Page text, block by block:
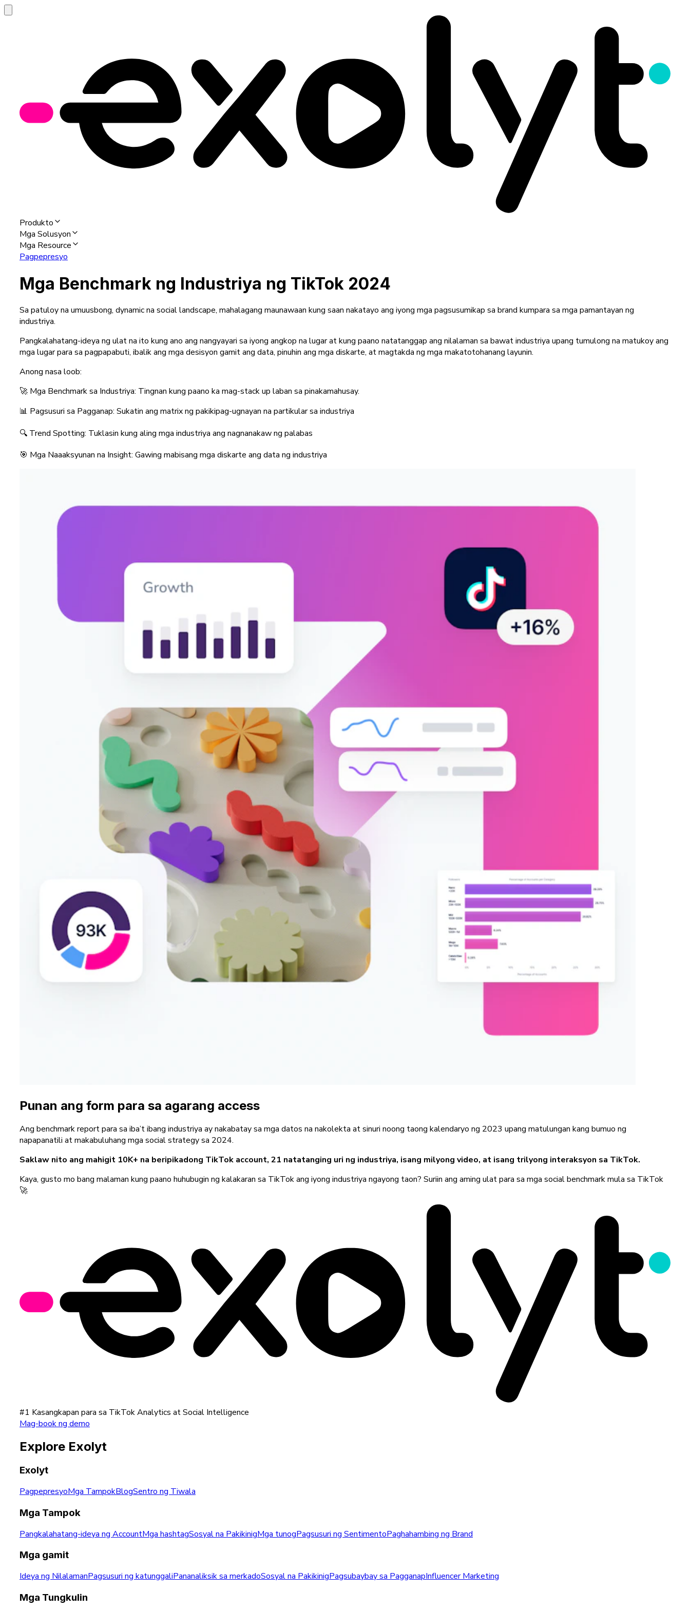
Produkto
Mga Solusyon
Mga Resource
Pagpepresyo
Mga Benchmark ng Industriya ng TikTok 2024
Sa patuloy na umuusbong, dynamic na social landscape, mahalagang maunawaan kung saan nakatayo ang iyong mga pagsusumikap sa brand kumpara sa mga pamantayan ng
industriya.
Pangkalahatang-ideya ng ulat na ito kung ano ang nangyayari sa iyong angkop na lugar at kung paano natatanggap ang nilalaman sa bawat industriya upang tumulong na matukoy ang
mga lugar para sa pagpapabuti, ibalik ang mga desisyon gamit ang data, pinuhin ang mga diskarte, at magtakda ng mga makatotohanang layunin.
Anong nasa loob:
🚀 Mga Benchmark sa Industriya: Tingnan kung paano ka mag-stack up laban sa pinakamahusay.
📊 Pagsusuri sa Pagganap: Sukatin ang matrix ng pakikipag-ugnayan na partikular sa industriya
🔍 Trend Spotting: Tuklasin kung aling mga industriya ang nagnanakaw ng palabas
🎯 Mga Naaaksyunan na Insight: Gawing mabisang mga diskarte ang data ng industriya
Punan ang form para sa agarang access
Ang benchmark report para sa iba’t ibang industriya ay nakabatay sa mga datos na nakolekta at sinuri noong taong kalendaryo ng 2023 upang matulungan kang bumuo ng
napapanatili at makabuluhang mga social strategy sa 2024.
Saklaw nito ang mahigit 10K+ na beripikadong TikTok account, 21 natatanging uri ng industriya, isang milyong video, at isang trilyong interaksyon sa TikTok.
Kaya, gusto mo bang malaman kung paano huhubugin ng kalakaran sa TikTok ang iyong industriya ngayong taon? Suriin ang aming ulat para sa mga social benchmark mula sa TikTok
🚀
#1 Kasangkapan para sa TikTok Analytics at Social Intelligence
Mag-book ng demo
Explore Exolyt
Exolyt
PagpepresyoMga TampokBlogSentro ng Tiwala
Mga Tampok
Pangkalahatang-ideya ng AccountMga hashtagSosyal na PakikinigMga tunogPagsusuri ng SentimentoPaghahambing ng Brand
Mga gamit
Ideya ng NilalamanPagsusuri ng katunggaliPananaliksik sa merkadoSosyal na PakikinigPagsubaybay sa PagganapInfluencer Marketing
Mga Tungkulin